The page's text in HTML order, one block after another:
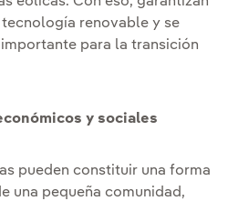
renovable y se
para la transición
y sociales
pueden constituir una forma
una pequeña comunidad,